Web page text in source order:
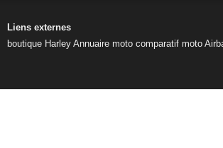
Liens externes
boutique Harley Annuaire moto comparatif moto